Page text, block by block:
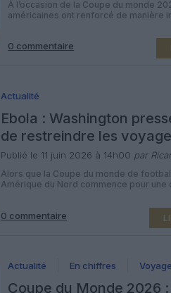
À l’occasion de la Coupe du monde
américaines ont renforcé de manière
ont déjà été saisis pour violation des
temporaires de vol, illustrant les
sécurité liés à l’essor de ces
0 commentaire
Actualité
Ebola : Washington
de restreindre les
Coupe du monde de
Publié le 11 juin 2026 à 14h00 par
Alors que la Coupe du monde de
Amérique du Nord commence pour une
européens à imposer des restrictions
personnes ayant récemment séjourné
d’Afrique centrale touchés par
0 commentaire
Actualité En chiffres
Coupe du Monde 2026